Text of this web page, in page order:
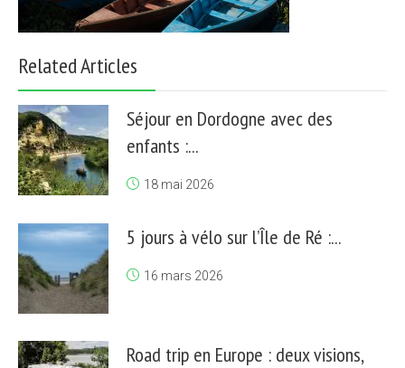
Related Articles
Séjour en Dordogne avec des
enfants :...
18 mai 2026
5 jours à vélo sur l’Île de Ré :...
16 mars 2026
Road trip en Europe : deux visions,